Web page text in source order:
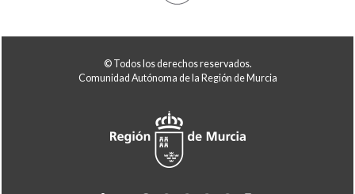
© Todos los derechos reservados.
Comunidad Autónoma de la Región de Murcia